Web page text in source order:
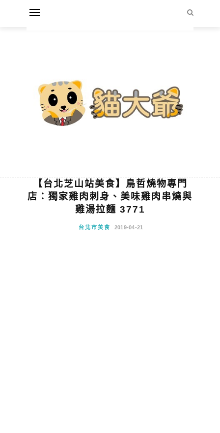
【台北芝山站美食】鳥哲燒物專門
店：獨家雞肉刺身、美味雞肉串燒與
雞湯拉麵 3771
台北市美食 2019-04-21